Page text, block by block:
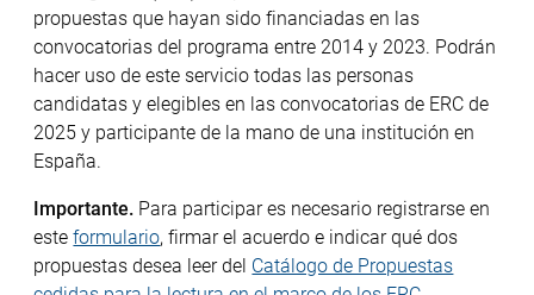
propuestas que hayan sido financiadas en las
convocatorias del programa entre 2014 y 2023. Podrán
hacer uso de este servicio todas las personas
candidatas y elegibles en las convocatorias de ERC de
2025 y participante de la mano de una institución en
España.
Importante. Para participar es necesario registrarse en
esteformulario, firmar el acuerdo e indicar qué dos
propuestas desea leer del Catálogo de Propuestas